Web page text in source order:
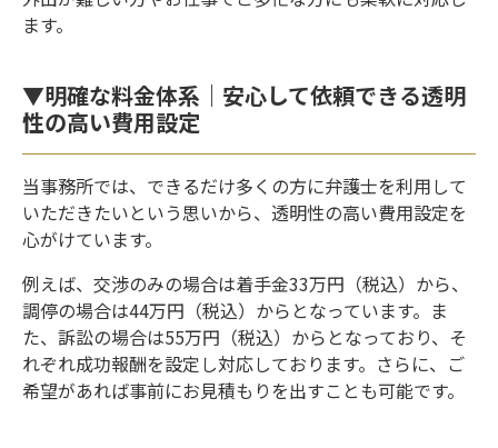
ます。
▼明確な料金体系｜安心して依頼できる透明
性の高い費用設定
当事務所では、できるだけ多くの方に弁護士を利用して
いただきたいという思いから、透明性の高い費用設定を
心がけています。
例えば、交渉のみの場合は着手金33万円（税込）から、
調停の場合は44万円（税込）からとなっています。ま
た、訴訟の場合は55万円（税込）からとなっており、そ
れぞれ成功報酬を設定し対応しております。さらに、ご
希望があれば事前にお見積もりを出すことも可能です。